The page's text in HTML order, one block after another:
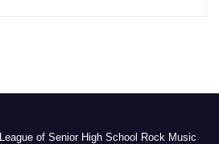
of Senior High School Rock Music